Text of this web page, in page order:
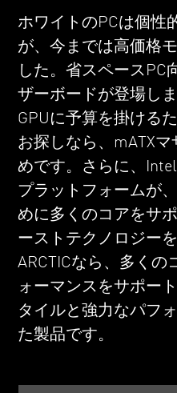
ホワイトのPCは個性
が、今までは高価格
した。省スペースPC
ザーボードが登場し
GPUに予算を掛ける
お探しなら、mATX
めです。さらに、
プラットフォームが
めに多くのコアをサ
ーストテクノロジー
ARCTICなら、多くの
ォーマンスをサポー
タイルと強力なパフ
た製品です。